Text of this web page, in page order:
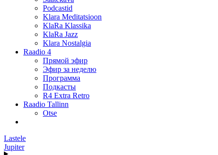
Podcastid
Klara Meditatsioon
KlaRa Klassika
KlaRa Jazz
Klara Nostalgia
Raadio 4
Прямой эфир
Эфир за неделю
Программа
Подкасты
R4 Extra Retro
Raadio Tallinn
Otse
Lastele
Jupiter